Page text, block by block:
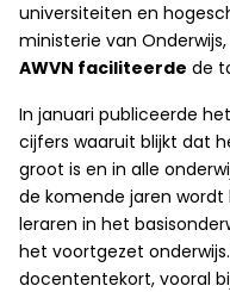
universiteiten en
ministerie van
AWVN faciliteerde de
In januari publiceerde
cijfers waaruit blijkt dat
groot is en in alle
de komende jaren
leraren in het
het voortgezet
docententekort, vooral